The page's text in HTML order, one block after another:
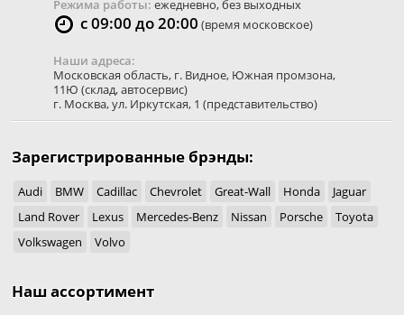
Режима работы: ежедневно, без выходных
с 09:00 до 20:00 (время московское)
Наши адреса:
Московская область, г. Видное, Южная промзона,
11Ю (склад, автосервис)
г. Москва,ул. Иркутская, 1 (представительство)
Зарегистрированные брэнды:
Audi BMW Cadillac Chevrolet Great-Wall Honda
Jaguar
Land Rover
Lexus Mercedes-Benz Nissan Porsche
Toyota
Volkswagen
Volvo
Наш ассортимент